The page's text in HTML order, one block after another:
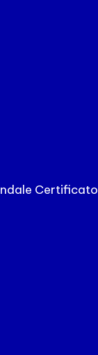
Certificato